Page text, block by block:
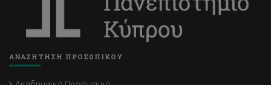
ΑΝΑΖΗΤΗΣΗ ΠΡΟΣΩΠΙΚΟΥ